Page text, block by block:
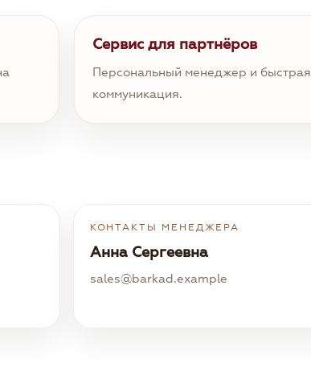
Сервис для партнёров
Персональный менеджер и быстрая
коммуникация.
КОНТАКТЫ МЕНЕДЖЕРА
Анна Сергеевна
sales@barkad.example